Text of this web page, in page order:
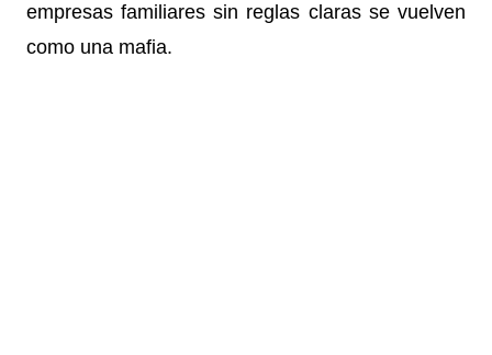
empresas familiares sin reglas claras se vuelven
como una mafia.